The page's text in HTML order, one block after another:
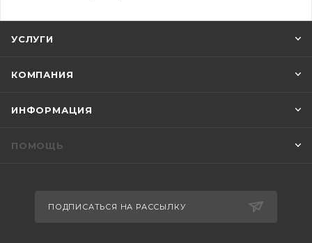
УСЛУГИ
КОМПАНИЯ
ИНФОРМАЦИЯ
ПОМОЩЬ
ПОДПИСАТЬСЯ НА РАССЫЛКУ